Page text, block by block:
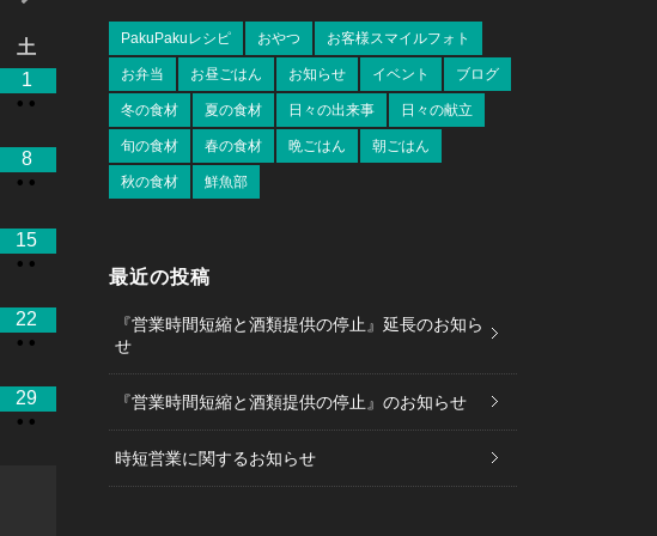
土
1
• •
8
• •
15
• •
22
• •
29
• •
PakuPakuレシピ おやつ お客様スマイルフォト
お弁当 お昼ごはん お知らせ イベント ブログ
冬の食材 夏の食材 日々の出来事 日々の献立
旬の食材 春の食材 晩ごはん 朝ごはん
秋の食材 鮮魚部
最近の投稿
『営業時間短縮と酒類提供の停止』延長のお知ら
せ
『営業時間短縮と酒類提供の停止』のお知らせ
時短営業に関するお知らせ